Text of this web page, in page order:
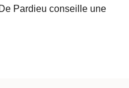
Pardieu conseille une